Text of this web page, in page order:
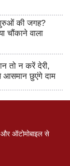
की जगह?
चौंकाने वाला
तो न करें देरी,
आसमान छुएंगे दाम
और ऑटोमोबाइल से